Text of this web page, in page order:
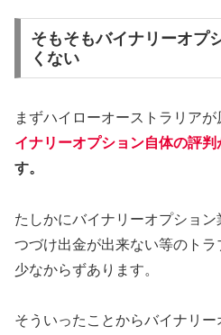
そもそもバイナリーオプ
くない
まずハイローオーストラリア
イナリーオプション自体の評判
す。
たしかにバイナリーオプショ
つづけ出金が出来ない等のト
少なからずあります。
そういったことからバイナリ